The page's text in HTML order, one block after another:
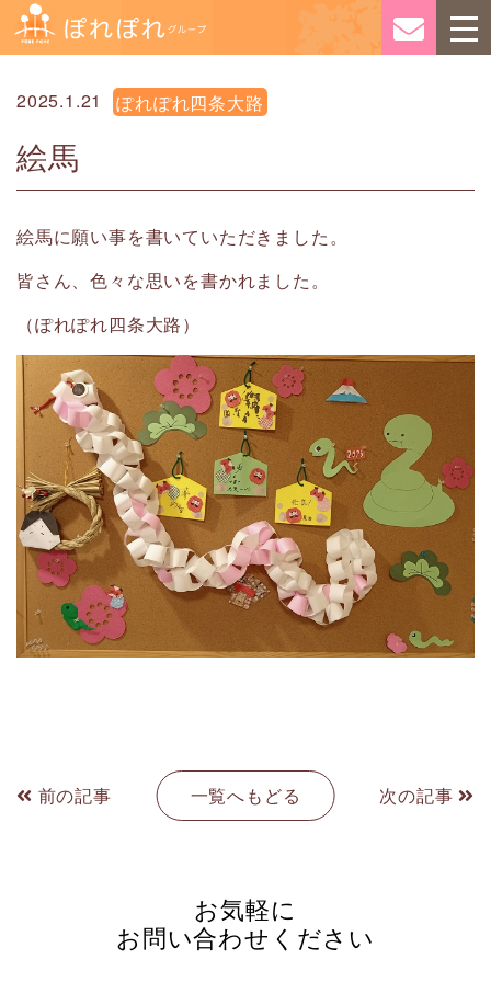
2025.1.21 ぽれぽれ四条大路
絵馬
絵馬に願い事を書いていただきました。
皆さん、色々な思いを書かれました。
（ぽれぽれ四条大路）
前の記事 一覧へもどる 次の記事
お気軽に
お問い合わせください